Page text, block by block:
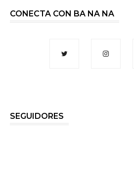
CONECTA CON BA NA NA
SEGUIDORES